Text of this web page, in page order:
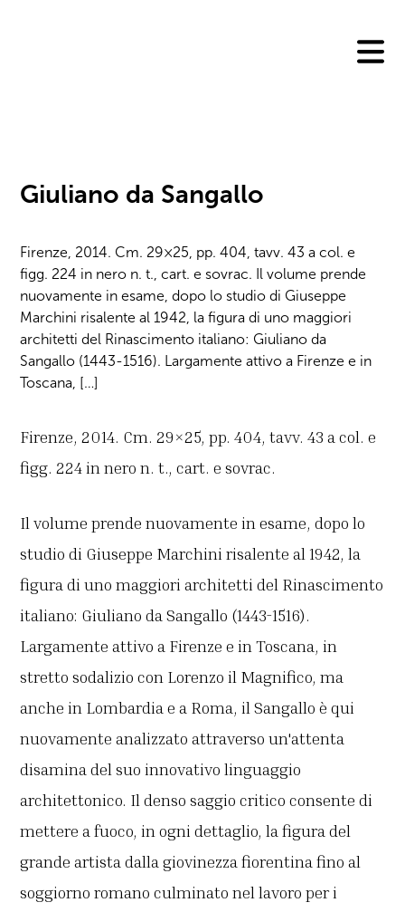
Giuliano da Sangallo
Firenze, 2014. Cm. 29×25, pp. 404, tavv. 43 a col. e
figg. 224 in nero n. t., cart. e sovrac. Il volume prende
nuovamente in esame, dopo lo studio di Giuseppe
Marchini risalente al 1942, la figura di uno maggiori
architetti del Rinascimento italiano: Giuliano da
Sangallo (1443-1516). Largamente attivo a Firenze e in
Toscana, […]
Firenze, 2014. Cm. 29×25, pp. 404, tavv. 43 a col. e
figg. 224 in nero n. t., cart. e sovrac.
Il volume prende nuovamente in esame, dopo lo
studio di Giuseppe Marchini risalente al 1942, la
figura di uno maggiori architetti del Rinascimento
italiano: Giuliano da Sangallo (1443-1516).
Largamente attivo a Firenze e in Toscana, in
stretto sodalizio con Lorenzo il Magnifico, ma
anche in Lombardia e a Roma, il Sangallo è qui
nuovamente analizzato attraverso un'attenta
disamina del suo innovativo linguaggio
architettonico. Il denso saggio critico consente di
mettere a fuoco, in ogni dettaglio, la figura del
grande artista dalla giovinezza fiorentina fino al
soggiorno romano culminato nel lavoro per i